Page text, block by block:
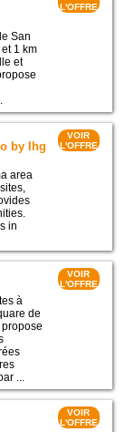
San
1 km
et
L'OFFRE
by Ihg
area
in
VOIR
L'OFFRE
à
de
...
VOIR
L'OFFRE
VOIR
L'OFFRE